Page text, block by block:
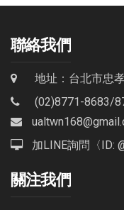
聯絡我們
地址：台北市忠
(02)8771-8683/
加LINE詢問〈ID:
關注我們